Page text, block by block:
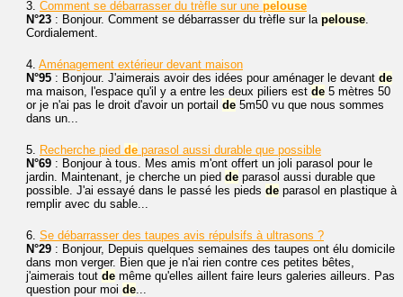
3. Comment se débarrasser du trèfle sur une pelouse
N°23 : Bonjour. Comment se débarrasser du trèfle sur la pelouse.
Cordialement.
4. Aménagement extérieur devant maison
N°95 : Bonjour. J'aimerais avoir des idées pour aménager le devant de
ma maison, l'espace qu'il y a entre les deux piliers est de 5 mètres 50
or je n'ai pas le droit d'avoir un portail de 5m50 vu que nous sommes
dans un...
5. Recherche pied de parasol aussi durable que possible
N°69 : Bonjour à tous. Mes amis m'ont offert un joli parasol pour le
jardin. Maintenant, je cherche un pied de parasol aussi durable que
possible. J'ai essayé dans le passé les pieds de parasol en plastique à
remplir avec du sable...
6. Se débarrasser des taupes avis répulsifs à ultrasons ?
N°29 : Bonjour, Depuis quelques semaines des taupes ont élu domicile
dans mon verger. Bien que je n'ai rien contre ces petites bêtes,
j'aimerais tout de même qu'elles aillent faire leurs galeries ailleurs. Pas
question pour moi de...